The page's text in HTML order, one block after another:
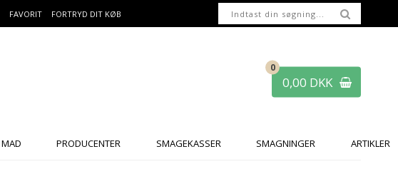
FAVORIT FORTRYD DIT KØB
0
0,00 DKK
MAD PRODUCENTER SMAGEKASSER SMAGNINGER ARTIKLER